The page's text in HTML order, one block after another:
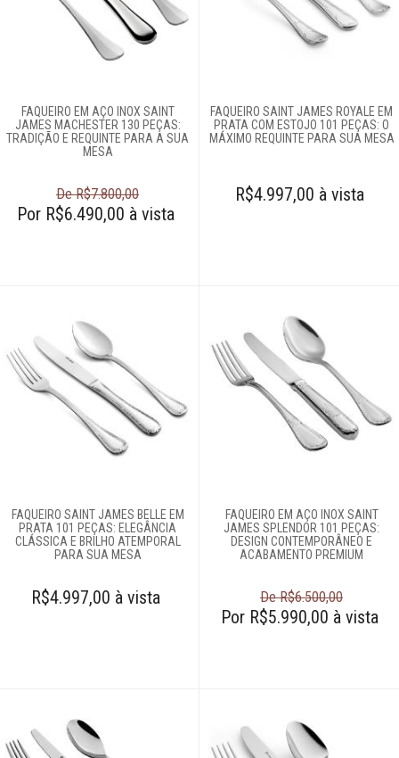
FAQUEIRO EM AÇO INOX SAINT
JAMES MACHESTER 130 PEÇAS:
TRADIÇÃO E REQUINTE PARA A SUA
MESA
De R$7.800,00
Por R$6.490,00 à vista
FAQUEIRO SAINT JAMES ROYALE EM
PRATA COM ESTOJO 101 PEÇAS: O
MÁXIMO REQUINTE PARA SUA MESA
R$4.997,00 à vista
FAQUEIRO SAINT JAMES BELLE EM
PRATA 101 PEÇAS: ELEGÂNCIA
CLÁSSICA E BRILHO ATEMPORAL
PARA SUA MESA
R$4.997,00 à vista
FAQUEIRO EM AÇO INOX SAINT
JAMES SPLENDOR 101 PEÇAS:
DESIGN CONTEMPORÂNEO E
ACABAMENTO PREMIUM
De R$6.500,00
Por R$5.990,00 à vista